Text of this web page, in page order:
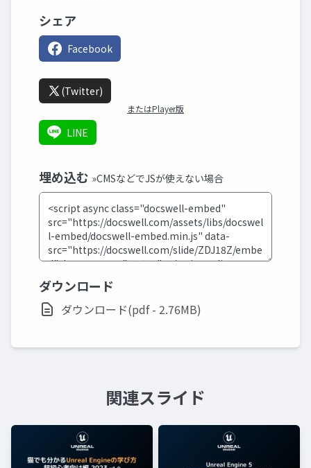
シェア
Facebook
(Twitter)
またはPlayer版
LINE
埋め込む »CMSなどでJSが使えない場合
ダウンロード
ダウンロード(pdf - 2.76MB)
関連スライド